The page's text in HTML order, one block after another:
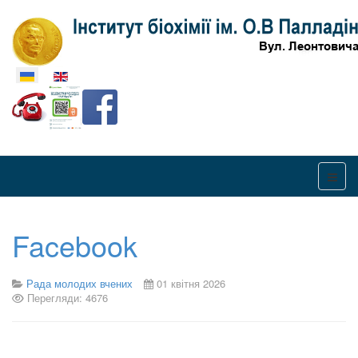
Оберіть свою мову
Facebook
Рада молодих вчених
01 квітня 2026
Перегляди: 4676